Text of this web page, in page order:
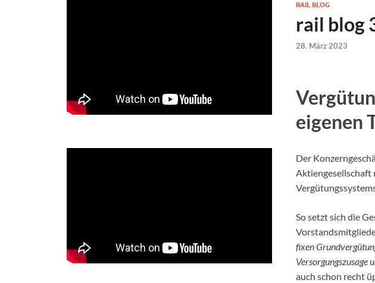
RAIL BLOG
rail blog
28. März 2023
eigenen
Der
Aktiengesellschaft
So setzt sich die
fixen
Versorgungszusage
auch schon recht